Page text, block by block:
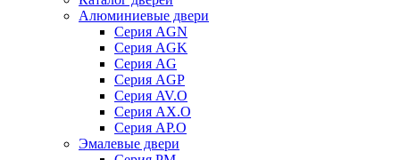
Алюминиевые двери
Серия AGN
Серия AGK
Серия AG
Серия AGP
Серия AV.O
Серия AX.O
Серия AP.O
Эмалевые двери